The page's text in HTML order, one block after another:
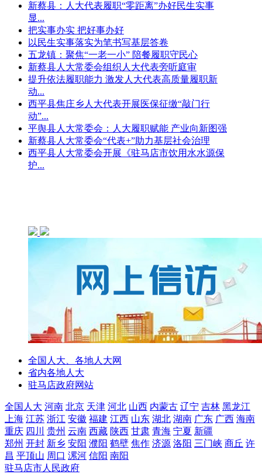
新蔡县：人大代表履职“零距离”办好民生实事
显...
把实事办实 把好事办好
以民生实事落实为笔书写基层答卷
五龙镇：聚焦“一老一小” 陪餐履职守民心
新蔡县人大常委会组织人大代表旁听庭审
提升依法履职能力 激发人大代表高质量履职新
动...
西平县焦庄乡人大代表开展医保征缴“敲门行
动”...
平舆县人大常委会：人大履职赋能 产业向新图强
新蔡县人大常委会“代表+”助力基层社会治理
西平县人大常委会开展《驻马店市饮用水水源保
护...
全国人大、各地人大网
省内各地人大
驻马店政府网站
全国人大 河南 北京 天津 河北 山西 内蒙古 辽宁 吉林 黑龙江
上海 江苏 浙江 安徽 福建 江西 山东 湖北 湖南 广东 广西 海南
重庆 四川 贵州 云南 西藏 陕西 甘肃 青海 宁夏 新疆
郑州 开封 新乡 安阳 濮阳 鹤壁 焦作 济源 洛阳 三门峡 商丘 许
昌 平顶山 周口 漯河 信阳 南阳
驻马店市人民政府